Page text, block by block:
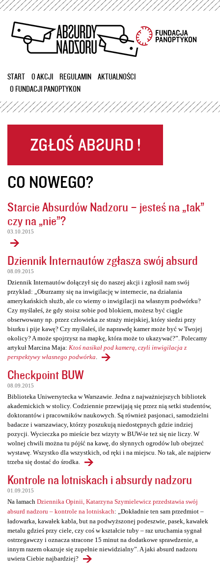
Przejdź
treści
START O AKCJI REGULAMIN
AKTUALNOŚCI
O FUNDACJI PANOPTYKON
CO NOWEGO?
Starcie Absurdów Nadzoru – jesteś na „tak”
czy na „nie”?
03.10.2015
Dziennik Internautów zgłasza swój absurd
08.09.2015
Dziennik Internautów dołączył się do naszej akcji i zgłosił nam swój
przykład: „Oburzamy się na inwigilację w internecie, na działania
amerykańskich służb, ale co wiemy o inwigilacji na własnym podwórku?
Czy myślałeś, że gdy stoisz sobie pod blokiem, możesz być ciągle
obserwowany np. przez człowieka ze straży miejskiej, który siedzi przy
biurku i pije kawę? Czy myślałeś, ile naprawdę kamer może być w Twojej
okolicy? A może spojrzysz na mapkę, która może to ukazywać?”. Polecamy
artykuł Marcina Maja: Ktoś nasikał pod kamerą, czyli inwigilacja z
perspektywy własnego podwórka
Checkpoint BUW
08.09.2015
Biblioteka Uniwersytecka w Warszawie. Jedna z najważniejszych bibliotek
akademickich w stolicy. Codziennie przewijają się przez nią setki studentów,
doktorantów i pracowników naukowych. Są również pasjonaci, samodzielni
badacze i warszawiacy, którzy poszukują niedostępnych gdzie indziej
pozycji. Wycieczka po mieście bez wizyty w BUW-ie też się nie liczy. W
wolnej chwili można tu pójść na kawę, do słynnych ogrodów lub obejrzeć
wystawę. Wszystko dla wszystkich, od ręki i na miejscu. No tak, ale najpierw
trzeba się dostać do środka.
Kontrole na lotniskach i absurdy nadzoru
01.09.2015
Na łamach Dziennika Opinii, Katarzyna Szymielewicz przedstawia swój
absurd nadzoru – kontrole na lotniskach: „Dokładnie ten sam przedmiot –
ładowarka, kawałek kabla, but na podwyższonej podeszwie, pasek, kawałek
metalu gdzieś przy ciele, czy coś w kształcie tuby – raz uruchamia sygnał
ostrzegawczy i oznacza stracone 15 minut na dodatkowe sprawdzenie, a
innym razem okazuje się zupełnie niewidzialny”. A jaki absurd nadzoru
uwiera Ciebie najbardziej?